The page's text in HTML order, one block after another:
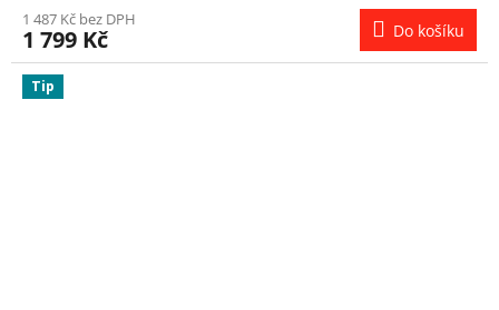
1 487 Kč bez DPH
1 799 Kč Do košíku
Tip